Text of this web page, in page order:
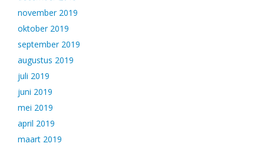
november 2019
oktober 2019
september 2019
augustus 2019
juli 2019
juni 2019
mei 2019
april 2019
maart 2019